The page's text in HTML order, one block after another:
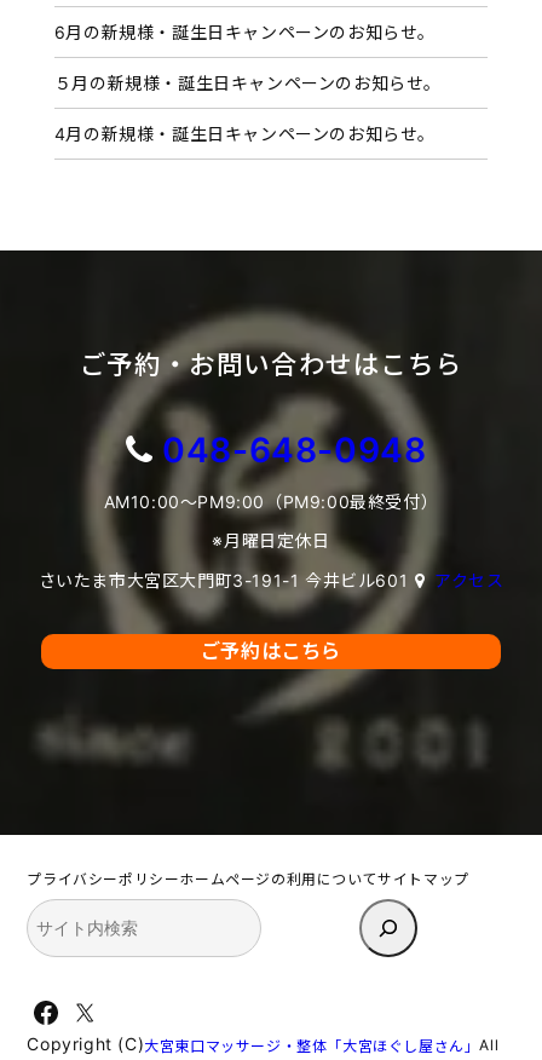
6月の新規様・誕生日キャンペーンのお知らせ。
５月の新規様・誕生日キャンペーンのお知らせ。
4月の新規様・誕生日キャンペーンのお知らせ。
ご予約・お問い合わせはこちら
048-648-0948
AM10:00～PM9:00（PM9:00最終受付）
※月曜日定休日
さいたま市大宮区大門町3-191-1 今井ビル601
アクセス
ご予約はこちら
プライバシーポリシーホームページの利用についてサイトマップ
検
索
Facebook
X
Copyright (C)大宮東口マッサージ・整体「大宮ほぐし屋さん」All